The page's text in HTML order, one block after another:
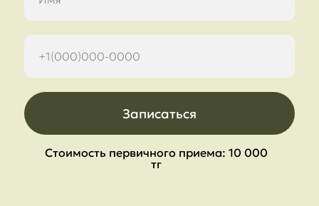
Записаться
Стоимость первичного приема: 10 000
тг